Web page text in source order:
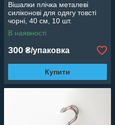
Вішалки плічка металеві
силіконові для одягу товсті
чорні, 40 см, 10 шт.
В наявності
300 ₴/упаковка
Купити